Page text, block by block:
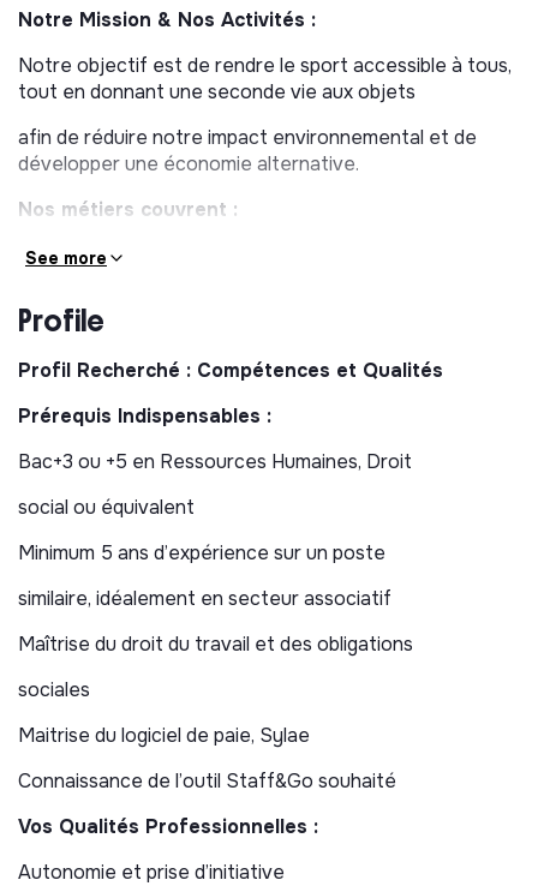
Notre Mission & Nos Activités :
Notre objectif est de rendre le sport accessible à tous,
tout en donnant une seconde vie aux objets
afin de réduire notre impact environnemental et de
développer une économie alternative.
Nos métiers couvrent :
• La collecte et le tri.
co-réparation avec l’adhérent).
• L’upcycling (fabriquer de nouveaux objets à partir de
apprendre à faire du vélo, fabriquer sa trousse,
etc.).
Pour plus de détails: Consultez notre site
https://www.recyclerie-sportive.org/.
🌐 Contexte du Poste : Transition et structuration
Dans un contexte de développement soutenu,
l’association poursuit sa structuration afin
équipes (environ 80 salariés répartis sur
plusieurs sites + 20 salariés sur la filiale commerciale +
See more
Profile
Profil Recherché : Compétences et Qualités
Prérequis Indispensables :
Bac+3 ou +5 en Ressources Humaines, Droit
social ou équivalent
Minimum 5 ans d’expérience sur un poste
similaire, idéalement en secteur associatif
Maîtrise du droit du travail et des obligations
sociales
Maitrise du logiciel de paie, Sylae
Connaissance de l’outil Staff&Go souhaité
Vos Qualités Professionnelles :
Autonomie et prise d’initiative